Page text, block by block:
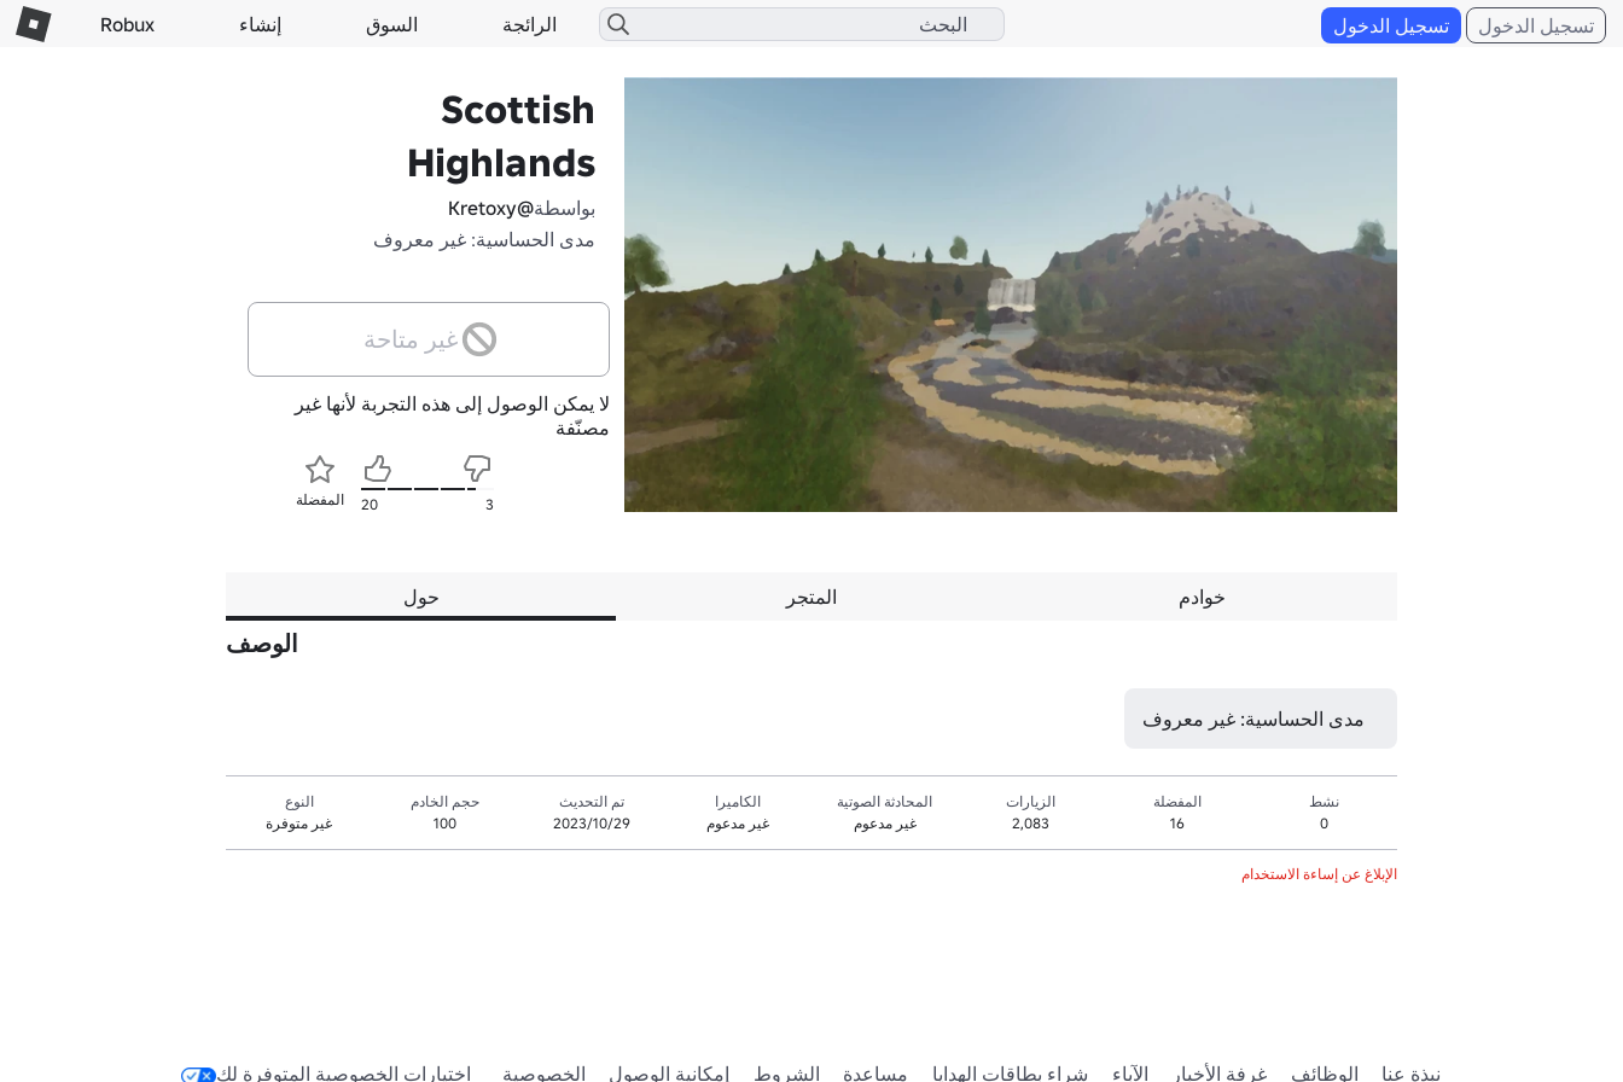
الرائجة السوق إنشاء Robux تسجيل الدخول تسجيل الدخول
Scottish
Highlands
بواسطة@Kretoxy
مدى الحساسية: غير معروف
غير متاحة
لا يمكن الوصول إلى هذه التجربة لأنها غير
مصنّفة
المفضلة 20 3
حول المتجر خوادم
الوصف
مدى الحساسية: غير معروف
نشط
0
المفضلة
16
الزيارات
2,083
المحادثة الصوتية
غير مدعوم
الكاميرا
غير مدعوم
تم التحديث
29‏/10‏/2023
حجم الخادم
100
النوع
غير متوفرة
الإبلاغ عن إساءة الاستخدام
نبذة عنا الوظائف غرفة الأخبار الآباء شراء بطاقات الهدايا مساعدة الشروط إمكانية الوصول الخصوصية اختيارات الخصوصية المتوفرة لك